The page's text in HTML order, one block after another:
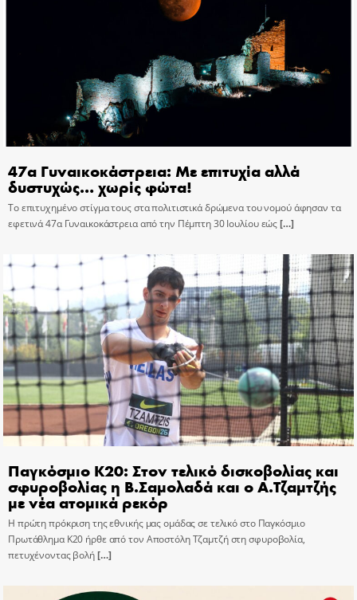
47α Γυναικοκάστρεια: Με επιτυχία αλλά
δυστυχώς… χωρίς φώτα!
Το επιτυχημένο στίγμα τους στα πολιτιστικά δρώμενα του νομού άφησαν τα
εφετινά 47α Γυναικοκάστρεια από την Πέμπτη 30 Ιουλίου εώς[…]
Παγκόσμιο Κ20: Στον τελικό δισκοβολίας και
σφυροβολίας η Β.Σαμολαδά και ο Α.Τζαμτζής
με νέα ατομικά ρεκόρ
Η πρώτη πρόκριση της εθνικής μας ομάδας σε τελικό στο Παγκόσμιο
Πρωτάθλημα Κ20 ήρθε από τον Αποστόλη Τζαμτζή στη σφυροβολία,
πετυχένοντας βολή[…]